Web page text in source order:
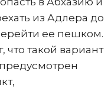
из Адлера до
ее пешком.
что такой вариант